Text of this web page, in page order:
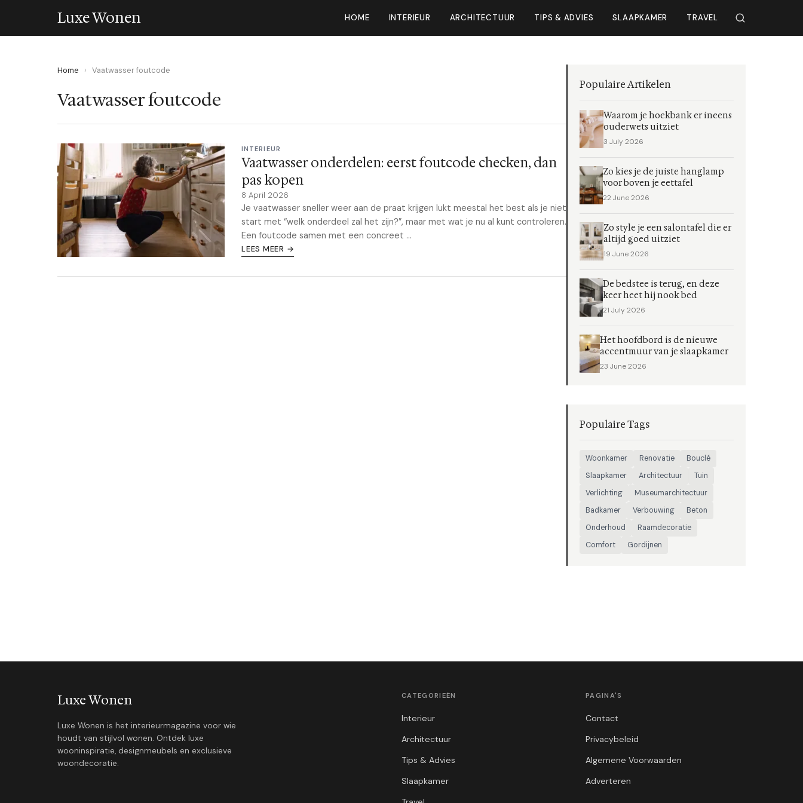
Luxe Wonen HOME INTERIEUR ARCHITECTUUR TIPS & ADVIES SLAAPKAMER TRAVEL
Home › Vaatwasser foutcode
Vaatwasser foutcode
INTERIEUR
Vaatwasser onderdelen: eerst foutcode checken, dan
pas kopen
8 April 2026
Je vaatwasser sneller weer aan de praat krijgen lukt meestal het best als je niet
start met “welk onderdeel zal het zijn?”, maar met wat je nu al kunt controleren.
Een foutcode samen met een concreet ...
LEES MEER →
Populaire Artikelen
Waarom je hoekbank er ineens
ouderwets uitziet
3 July 2026
Zo kies je de juiste hanglamp
voor boven je eettafel
22 June 2026
Zo style je een salontafel die er
altijd goed uitziet
19 June 2026
De bedstee is terug, en deze
keer heet hij nook bed
21 July 2026
Het hoofdbord is de nieuwe
accentmuur van je slaapkamer
23 June 2026
Populaire Tags
Woonkamer Renovatie
Bouclé
Slaapkamer
Architectuur
Tuin
Verlichting
Museumarchitectuur
Badkamer
Verbouwing
Beton
Onderhoud
Raamdecoratie
Comfort
Gordijnen
Luxe Wonen
Luxe Wonen is het interieurmagazine voor wie
houdt van stijlvol wonen. Ontdek luxe
wooninspiratie, designmeubels en exclusieve
woondecoratie.
CATEGORIEËN
Interieur
Architectuur
Tips & Advies
Slaapkamer
PAGINA'S
Contact
Privacybeleid
Algemene Voorwaarden
Adverteren